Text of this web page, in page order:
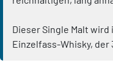
Dieser Single Malt
Einzelfass-Whisky, der